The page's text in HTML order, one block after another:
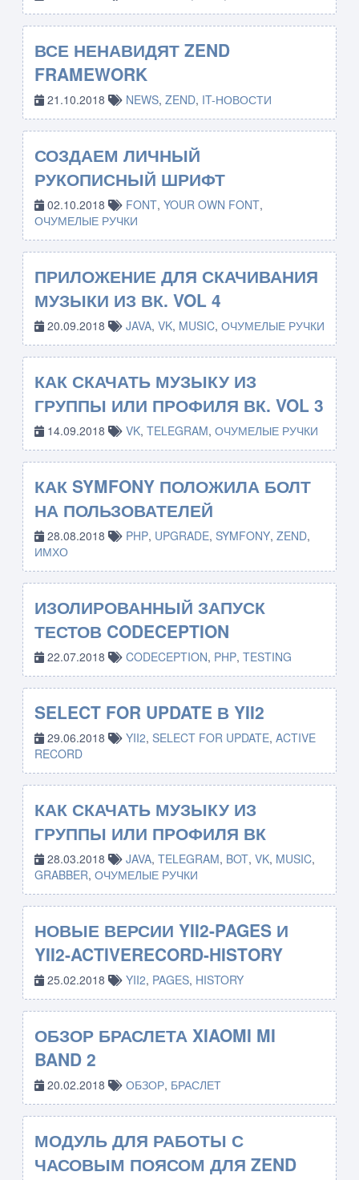
ВСЕ НЕНАВИДЯТ ZEND
FRAMEWORK
21.10.2018 NEWS, ZEND, IT-НОВОСТИ
СОЗДАЕМ ЛИЧНЫЙ
РУКОПИСНЫЙ ШРИФТ
02.10.2018 FONT, YOUR OWN FONT,
ОЧУМЕЛЫЕ РУЧКИ
ПРИЛОЖЕНИЕ ДЛЯ СКАЧИВАНИЯ
МУЗЫКИ ИЗ ВК. VOL 4
20.09.2018 JAVA, VK, MUSIC, ОЧУМЕЛЫЕ РУЧКИ
КАК СКАЧАТЬ МУЗЫКУ ИЗ
ГРУППЫ ИЛИ ПРОФИЛЯ ВК. VOL 3
14.09.2018 VK, TELEGRAM, ОЧУМЕЛЫЕ РУЧКИ
КАК SYMFONY ПОЛОЖИЛА БОЛТ
НА ПОЛЬЗОВАТЕЛЕЙ
28.08.2018 PHP, UPGRADE, SYMFONY, ZEND,
ИМХО
ИЗОЛИРОВАННЫЙ ЗАПУСК
ТЕСТОВ CODECEPTION
22.07.2018 CODECEPTION, PHP, TESTING
SELECT FOR UPDATE В YII2
29.06.2018 YII2, SELECT FOR UPDATE, ACTIVE
RECORD
КАК СКАЧАТЬ МУЗЫКУ ИЗ
ГРУППЫ ИЛИ ПРОФИЛЯ ВК
28.03.2018 JAVA, TELEGRAM, BOT, VK, MUSIC,
GRABBER, ОЧУМЕЛЫЕ РУЧКИ
НОВЫЕ ВЕРСИИ YII2-PAGES И
YII2-ACTIVERECORD-HISTORY
25.02.2018 YII2, PAGES, HISTORY
ОБЗОР БРАСЛЕТА XIAOMI MI
BAND 2
20.02.2018 ОБЗОР, БРАСЛЕТ
МОДУЛЬ ДЛЯ РАБОТЫ С
ЧАСОВЫМ ПОЯСОМ ДЛЯ ZEND